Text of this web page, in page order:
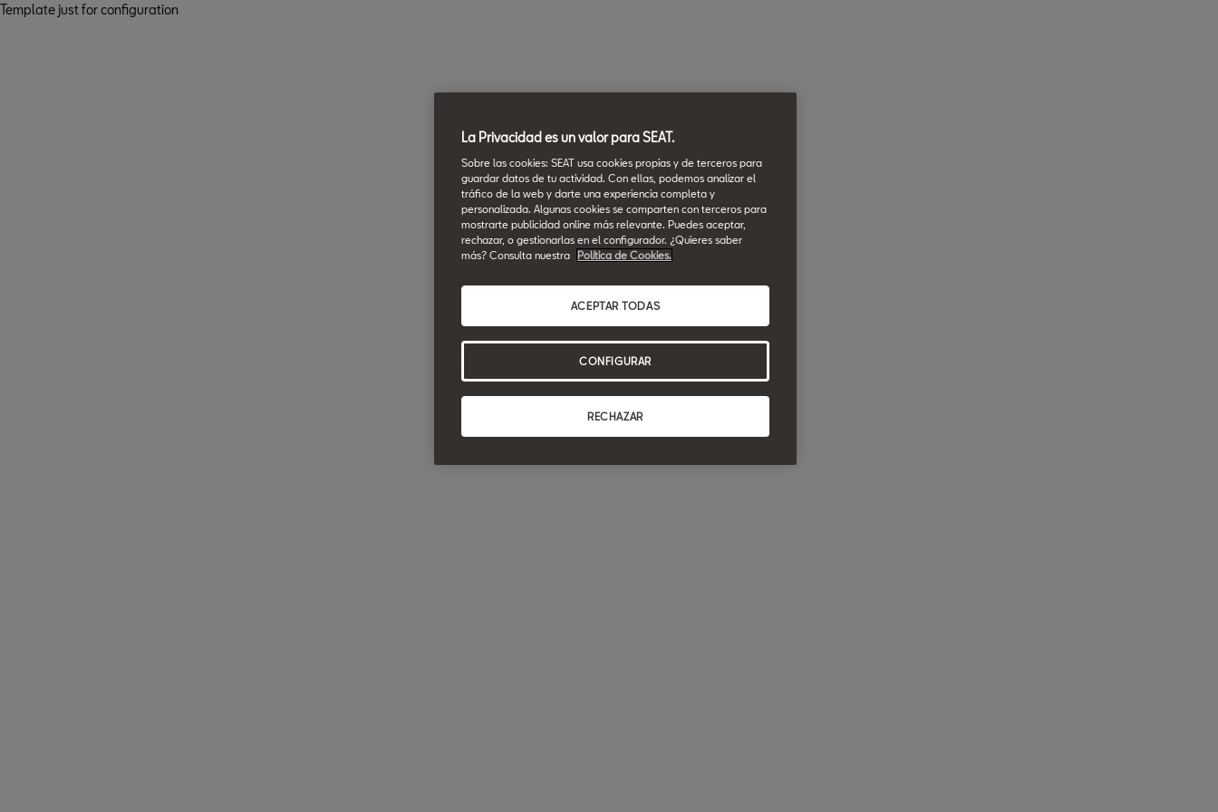
Template just for configuration
La Privacidad es un valor para SEAT.
Sobre las cookies: SEAT usa cookies propias y de terceros para
guardar datos de tu actividad. Con ellas, podemos analizar el
tráfico de la web y darte una experiencia completa y
personalizada. Algunas cookies se comparten con terceros para
mostrarte publicidad online más relevante. Puedes aceptar,
rechazar, o gestionarlas en el configurador. ¿Quieres saber
más? Consulta nuestra
Política de Cookies.
RECHAZAR
ACEPTAR TODAS
CONFIGURAR